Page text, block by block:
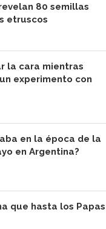
80 semillas
etruscos
la cara mientras
experimento con
en la época de la
en Argentina?
que hasta los Papas